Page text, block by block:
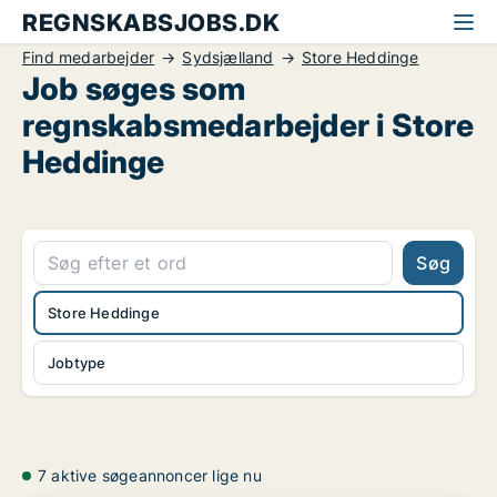
REGNSKABSJOBS.DK
Find medarbejder Sydsjælland Store Heddinge
Job søges som
regnskabsmedarbejder i Store
Heddinge
Søg
Jobtype
Store Heddinge
7 aktive søgeannoncer lige nu